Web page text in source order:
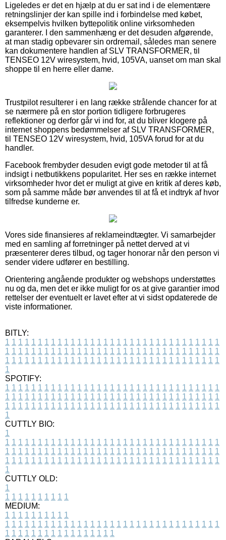
Ligeledes er det en hjælp at du er sat ind i de elementære
retningslinjer der kan spille ind i forbindelse med købet,
eksempelvis hvilken byttepolitik online virksomheden
garanterer. I den sammenhæng er det desuden afgørende,
at man stadig opbevarer sin ordremail, således man senere
kan dokumentere handlen af SLV TRANSFORMER, til
TENSEO 12V wiresystem, hvid, 105VA, uanset om man skal
shoppe til en herre eller dame.
Trustpilot resulterer i en lang række strålende chancer for at
se nærmere på en stor portion tidligere forbrugeres
reflektioner og derfor går vi ind for, at du bliver klogere på
internet shoppens bedømmelser af SLV TRANSFORMER,
til TENSEO 12V wiresystem, hvid, 105VA forud for at du
handler.
Facebook frembyder desuden evigt gode metoder til at få
indsigt i netbutikkens popularitet. Her ses en række internet
virksomheder hvor det er muligt at give en kritik af deres køb,
som på samme måde bør anvendes til at få et indtryk af hvor
tilfredse kunderne er.
Vores side finansieres af reklameindtægter. Vi samarbejder
med en samling af forretninger på nettet derved at vi
præsenterer deres tilbud, og tager honorar når den person vi
sender videre udfører en bestilling.
Orientering angående produkter og webshops understøttes
nu og da, men det er ikke muligt for os at give garantier imod
rettelser der eventuelt er lavet efter at vi sidst opdaterede de
viste informationer.
BITLY:
1 1 1 1 1 1 1 1 1 1 1 1 1 1 1 1 1 1 1 1 1 1 1 1 1 1 1 1 1 1 1 1 1
1 1 1 1 1 1 1 1 1 1 1 1 1 1 1 1 1 1 1 1 1 1 1 1 1 1 1 1 1 1 1 1 1
1 1 1 1 1 1 1 1 1 1 1 1 1 1 1 1 1 1 1 1 1 1 1 1 1 1 1 1 1 1 1 1 1
1
SPOTIFY:
1 1 1 1 1 1 1 1 1 1 1 1 1 1 1 1 1 1 1 1 1 1 1 1 1 1 1 1 1 1 1 1 1
1 1 1 1 1 1 1 1 1 1 1 1 1 1 1 1 1 1 1 1 1 1 1 1 1 1 1 1 1 1 1 1 1
1 1 1 1 1 1 1 1 1 1 1 1 1 1 1 1 1 1 1 1 1 1 1 1 1 1 1 1 1 1 1 1 1
1
CUTTLY BIO:
1
1 1 1 1 1 1 1 1 1 1 1 1 1 1 1 1 1 1 1 1 1 1 1 1 1 1 1 1 1 1 1 1 1
1 1 1 1 1 1 1 1 1 1 1 1 1 1 1 1 1 1 1 1 1 1 1 1 1 1 1 1 1 1 1 1 1
1 1 1 1 1 1 1 1 1 1 1 1 1 1 1 1 1 1 1 1 1 1 1 1 1 1 1 1 1 1 1 1 1
1
CUTTLY OLD:
1
1 1 1 1 1 1 1 1 1 1
MEDIUM:
1 1 1 1 1 1 1 1 1 1
1 1 1 1 1 1 1 1 1 1 1 1 1 1 1 1 1 1 1 1 1 1 1 1 1 1 1 1 1 1 1 1 1
1 1 1 1 1 1 1 1 1 1 1 1 1 1 1 1 1